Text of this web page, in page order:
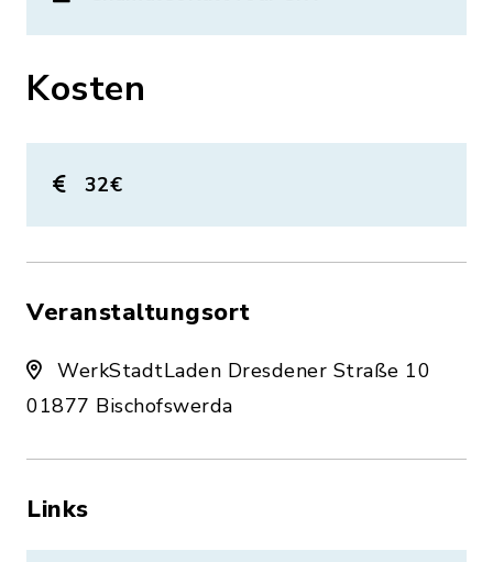
Kosten
32€
Veranstaltungsort
WerkStadtLaden Dresdener Straße 10
01877 Bischofswerda
Links